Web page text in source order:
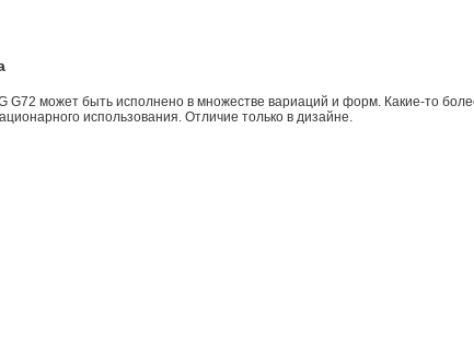
G72 может быть исполнено в множестве вариаций и форм. Какие-то
использования. Отличие только в дизайне.